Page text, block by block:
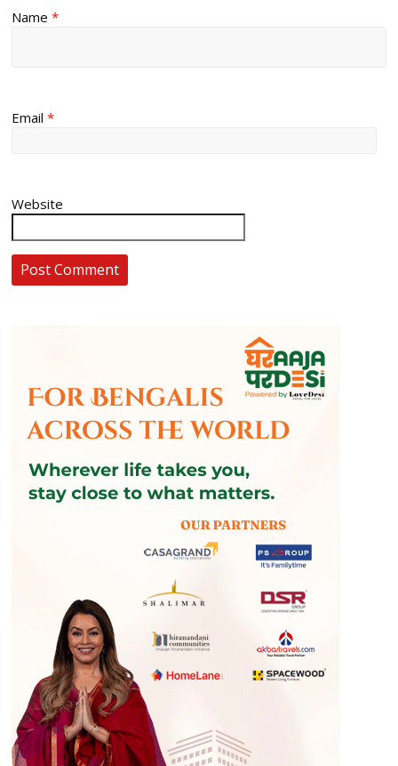
Name*
Email*
Website